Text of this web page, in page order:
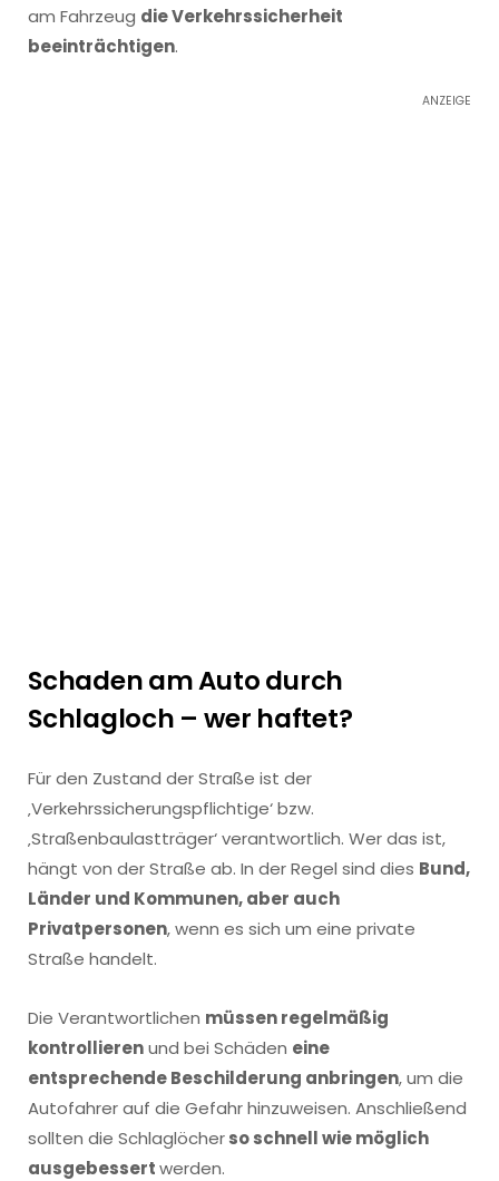
am Fahrzeug die Verkehrssicherheit
beeinträchtigen.
ANZEIGE
Schaden am Auto durch
Schlagloch – wer haftet?
Für den Zustand der Straße ist der
‚Verkehrssicherungspflichtige‘ bzw.
‚Straßenbaulastträger‘ verantwortlich. Wer das ist,
hängt von der Straße ab. In der Regel sind dies Bund,
Länder und Kommunen, aber auch
Privatpersonen, wenn es sich um eine private
Straße handelt.
Die Verantwortlichen müssen regelmäßig
kontrollierenund bei Schäden eine
entsprechende Beschilderung anbringen, um die
Autofahrer auf die Gefahr hinzuweisen. Anschließend
sollten die Schlaglöcherso schnell wie möglich
ausgebessertwerden.